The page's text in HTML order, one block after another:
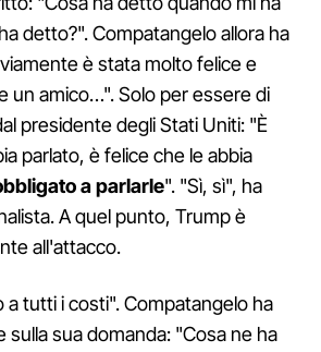
detto?". Compatangelo allora ha
è stata molto felice e
un amico…". Solo per essere di
presidente degli Stati Uniti: "È
parlato, è felice che le abbia
a parlarle". "Sì, sì", ha
A quel punto, Trump è
all'attacco.
a tutti i costi". Compatangelo ha
sulla sua domanda: "Cosa ne ha